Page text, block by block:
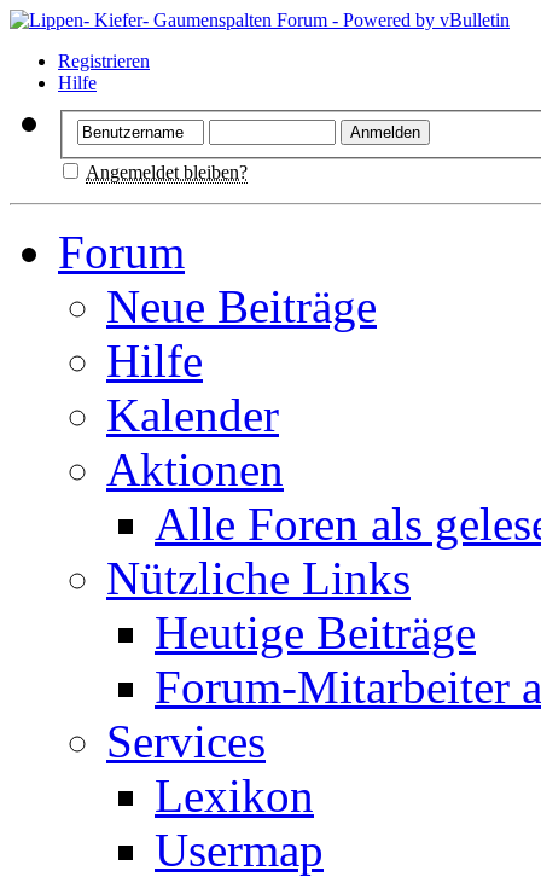
Registrieren
Hilfe
Angemeldet bleiben?
Forum
Neue Beiträge
Hilfe
Kalender
Aktionen
Alle Foren als
Nützliche Links
Heutige Beiträge
Forum-Mitarbeiter
Services
Lexikon
Usermap